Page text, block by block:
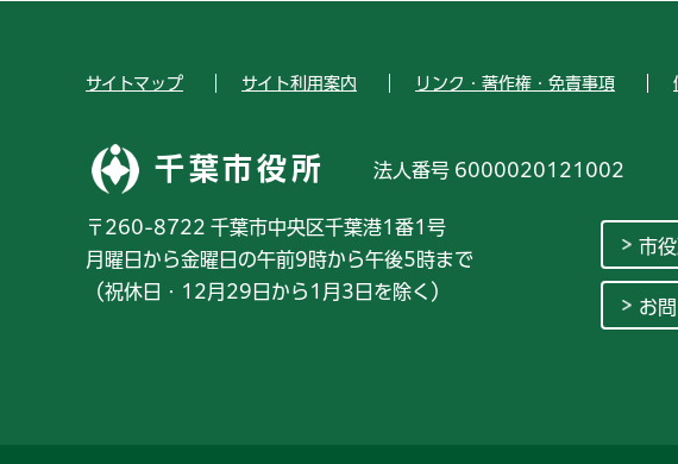
サイトマップ サイト利用案内 リンク・著作権・免責事項
千葉市役所 法人番号 6000020121002
〒260-8722 千葉市中央区千葉港1番1号
月曜日から金曜日の午前9時から午後5時まで
（祝休日・12月29日から1月3日を除く）
市
お